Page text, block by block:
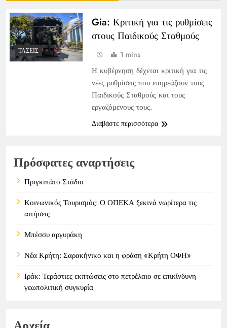
ΤΆΣΕΙΣ
Gia: Κριτική για τις ρυθμίσεις
στους Παιδικούς Σταθμούς
1 mins
Η κυβέρνηση δέχεται κριτική για τις
νέες ρυθμίσεις που επηρεάζουν τους
Παιδικούς Σταθμούς και τους
εργαζόμενους τους.
Διαβάστε περισσότερα
Πρόσφατες αναρτήσεις
Πριγκιπάτο Στάδιο
Κοινωνικός Τουρισμός: Ο ΟΠΕΚΑ ξεκινά νωρίτερα τις
αιτήσεις
Μπέσσυ αργυράκη
Νέα Κρήτη: Σαρακήνικο και η φράση «Κρήτη ΟΦΗ»
Ιράκ: Τεράστιες εκπτώσεις στο πετρέλαιο σε επικίνδυνη
γεωπολιτική συγκυρία